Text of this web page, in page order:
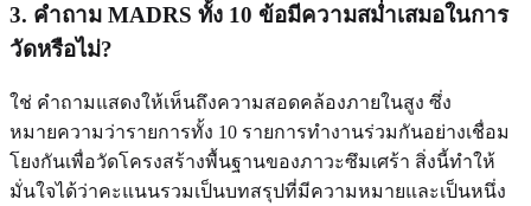
3. คำถาม MADRS ทั้ง 10 ข้อมีความสม่ำเสมอในการ
วัดหรือไม่?
ใช่ คำถามแสดงให้เห็นถึงความสอดคล้องภายในสูง ซึ่ง
หมายความว่ารายการทั้ง 10 รายการทำงานร่วมกันอย่างเชื่อม
โยงกันเพื่อวัดโครงสร้างพื้นฐานของภาวะซึมเศร้า สิ่งนี้ทำให้
มั่นใจได้ว่าคะแนนรวมเป็นบทสรุปที่มีความหมายและเป็นหนึ่ง